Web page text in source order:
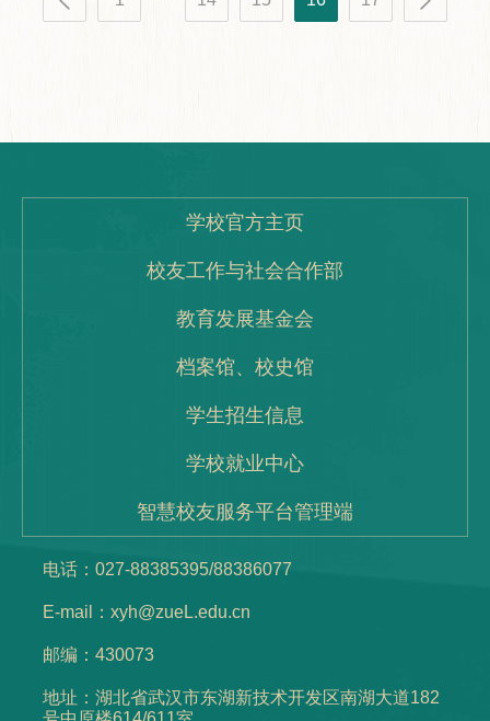
作，任宁夏回族自治区党委常委、政法委书记，
学校官方主页
校友工作与社会合作部
教育发展基金会
档案馆、校史馆
学生招生信息
学校就业中心
智慧校友服务平台管理端
电话：027-88385395/88386077
E-mail：xyh@zueL.edu.cn
邮编：430073
地址：湖北省武汉市东湖新技术开发区南湖大道182